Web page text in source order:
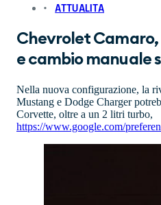
ATTUALITA
Chevrolet
e cambio manuale
Nella nuova configurazione, la
Mustang e Dodge Charger
Corvette, oltre a un 2 litri turbo,
https://www.google.com/